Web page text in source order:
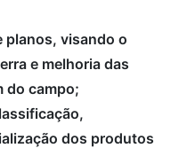
planos, visando o
e melhoria das
do campo;
dos produtos